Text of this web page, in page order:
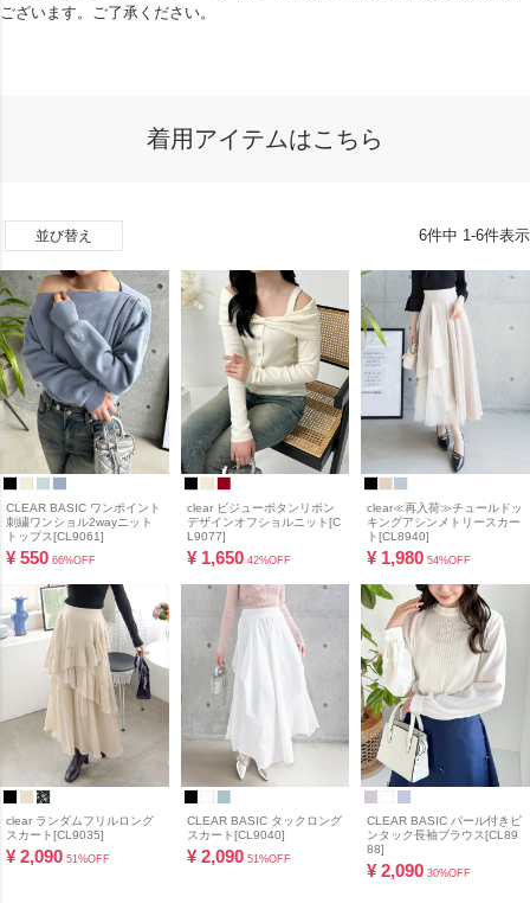
ございます。ご了承ください。
着用アイテムはこちら
並び替え 6件中 1-6件表示
CLEAR BASIC ワンポイント
刺繍ワンショル2wayニット
トップス[CL9061]
¥ 550 66%OFF
clear ビジューボタンリボン
デザインオフショルニット[C
L9077]
¥ 1,650 42%OFF
clear≪再入荷≫チュールドッ
キングアシンメトリースカー
ト[CL8940]
¥ 1,980 54%OFF
clear ランダムフリルロング
スカート[CL9035]
¥ 2,090 51%OFF
CLEAR BASIC タックロング
スカート[CL9040]
¥ 2,090 51%OFF
CLEAR BASIC パール付きピ
ンタック長袖ブラウス[CL89
88]
¥ 2,090 30%OFF